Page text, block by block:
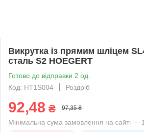
Викрутка із прямим шліцем
сталь S2 HOEGERT
Готово до відправки 2 од.
Код: HT1S004
Роздріб
92,48 ₴ 97,35 ₴
Мінімальна сума замовлення на сайті —